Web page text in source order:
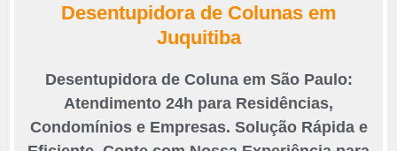
Desentupidora de Colunas em
Juquitiba
Desentupidora de Coluna em São Paulo:
Atendimento 24h para Residências,
Condomínios e Empresas. Solução Rápida e